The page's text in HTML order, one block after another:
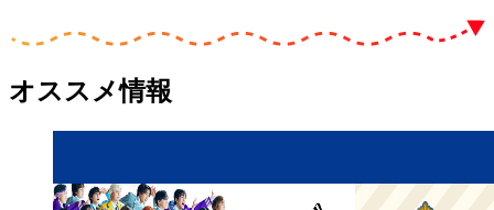
オススメ情報